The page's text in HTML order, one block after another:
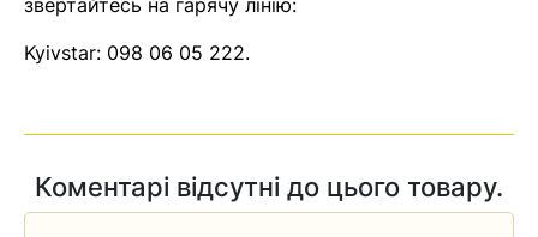
звертайтесь на гарячу лінію:
Kyivstar: 098 06 05 222.
Коментарі відсутні до цього товару.